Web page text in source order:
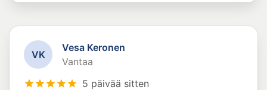
VK
Vesa Keronen
Vantaa
5 päivää sitten